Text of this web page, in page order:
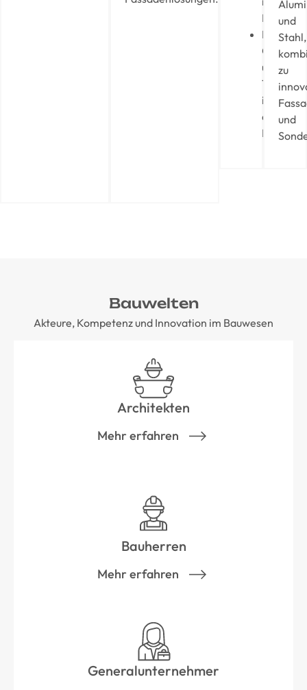
Projekte
Qualität
und
in
allen
und
Stahl,
zu
und
Bauwelten
Akteure, Kompetenz und Innovation im Bauwesen
Architekten
Mehr erfahren
Bauherren
Mehr erfahren
Generalunternehmer